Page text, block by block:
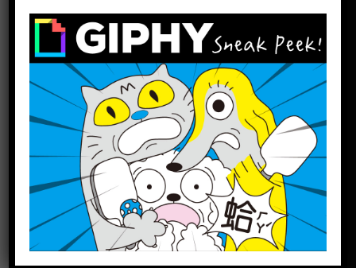
分類: 生活記事
下一篇文章
【肖像畫】台北AMÉLIA 異國高級輕珠寶美學工藝-
Amanda Chiu
上一篇文章
台北首屈1指《犇鐵板燒》顧奇明及Cindy楊欣 全家福肖